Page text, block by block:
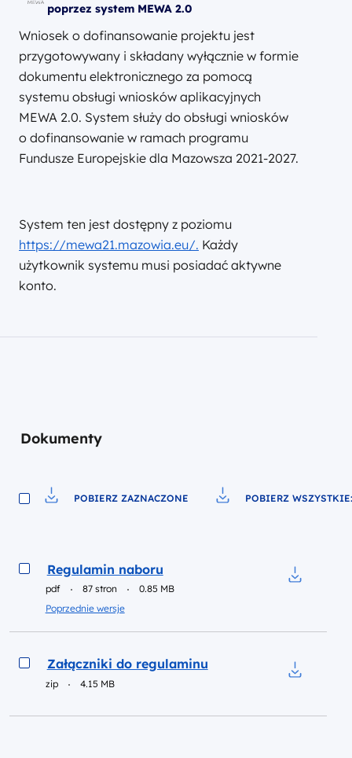
poprzez system MEWA 2.0
Wniosek o dofinansowanie projektu jest
przygotowywany i składany wyłącznie w formie
dokumentu elektronicznego za pomocą
systemu obsługi wniosków aplikacyjnych
MEWA 2.0. System służy do obsługi wniosków
o dofinansowanie w ramach programu
Fundusze Europejskie dla Mazowsza 2021-2027.
System ten jest dostępny z poziomu
https://mewa21.mazowia.eu/. Każdy
użytkownik systemu musi posiadać aktywne
konto.
Dokumenty
POBIERZ ZAZNACZONE POBIERZ
Podgląd
Regulamin naboru
pdf 87 stron
0.85 MB
Poprzednie wersje
Podgląd
Załączniki do regulaminu
zip 4.15 MB